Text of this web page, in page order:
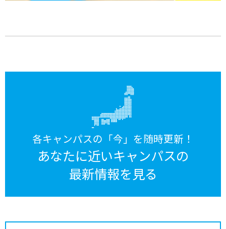
各キャンパスの「今」を随時更新！
あなたに近いキャンパスの
最新情報を見る